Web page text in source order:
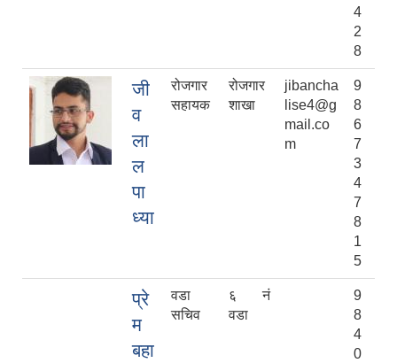
4
2
8
जी
व
ला
ल
पा
ध्या
रोजगार
सहायक
रोजगार
शाखा
jibancha
lise4@g
mail.co
m
9
8
6
7
3
4
7
8
1
5
प्रे
म
बहा
वडा
सचिव
६ नं
वडा
9
8
4
0